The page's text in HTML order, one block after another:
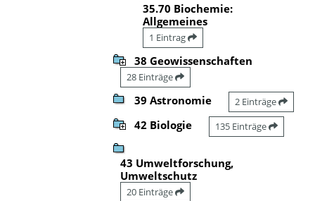
35.70 Biochemie:
Allgemeines
1 Eintrag
38 Geowissenschaften
28 Einträge
39 Astronomie 2 Einträge
42 Biologie 135 Einträge
43 Umweltforschung,
Umweltschutz
20 Einträge